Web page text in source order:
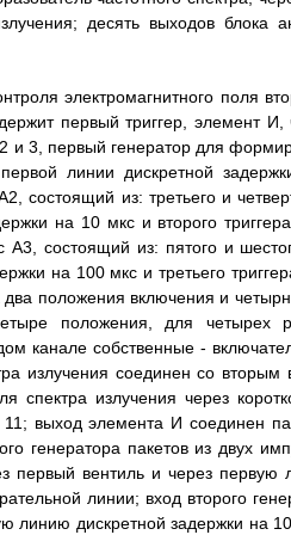
десять выходов
элемента И, а первый вход элемента И соединен с первым входом формирователя спектра излучения через короткозамкнутые клеммы «а» и «б» шестнадцатого включателя (Пуск) и через первый триггер 11; выход элемента И соединен параллельно с входами первого А1 и второго А2 генераторов пакетов импульсов; вход первого генератора пакетов из двух импульсов по 1 мкс А1 соединен с выходом параллельно через второй вентиль, а также через первый вентиль и через первую линию задержки на 1 мкс, выход первого генератора А1 соединен с первой клеммой собирательной линии; вход второго генератора пакетов из двух импульсов по 10 мкс А2 соединен со вторым триггером через вторую линию дискретной задержки на 10 мс, выход второго триггера соединен с выходом второго генератора пакетов через третий вентиль, через третью линию дискретной задержки на 10 мкс и параллельно через четвертый вентиль, выход второго генератора пакетов из двух импульсов 10 мкс А2 соединен со второй клеммой собирательной линии и параллельно с входом третьего генератора пакетов из двух импульсов по 100 мкс A3; вход третьего генератора пакетов из двух импульсов 100 мкс A3 соединен с третьим триггером через четвертую линию дискретной задержки на 10 мс, выход третьего триггера соединен с выходом третьего генератора через пятый вентиль, через пятую линию дискретной задержки на 100 мкс и параллельно через шестой вентиль, выход третьего генератора пакетов из двух импульсов по 100 мкс соединен с третьей клеммой собирательной линии; вход коммутатора импульсов А4 соединен с собирательной линией; вход коммутатора импульсов А4 соединен параллельно с четырнадцатью выходами формирователя спектра излучения через четырнадцать каналов: в первом канале - вход коммутатора импульсов соединен параллельно к четвертой, к третьей клеммам первого включателя непосредственно, а ко второй клемме первого включателя через вторую клемму пятнадцатого включателя на два положения (два положения, при которых включена вторая клемма или выключена вторая клемма от входа коммутатора), вторая клемма первого включателя соединена параллельно ко вторым клеммам всех тринадцати включателей, нулевая клемма первого включателя соединена с первым выходом формирователя спектра излучения; во втором канале - вход коммутатора импульсов А4 соединен параллельно к четвертой клемме второго включателя через седьмой вентиль, через шестую линию дискретной задержки на 10 мс и через седьмую линию дискретной задержки на 20 мс, а к третьей клемме второго включателя через седьмой вентиль и через шестую линию дискретной задержки на 10 мс, нулевая клемма второго включателя соединена со вторым выходом формирователя спектра излучения; в третьем канале - вход коммутатора импульсов А4 соединен параллельно к